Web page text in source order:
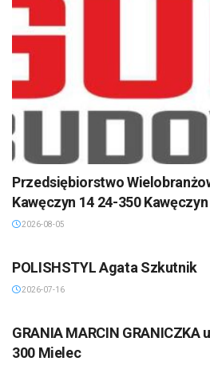
Przedsiębiorstwo
Kawęczyn 14 24-350 Kawęczyn
2026-08-05
POLISHSTYL Agata Szkutnik
2026-07-16
GRANIA MARCIN
300 Mielec